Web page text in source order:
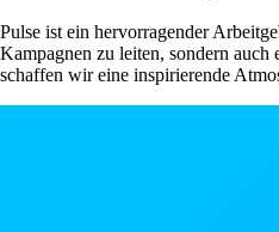
Pulse ist ein hervorragender
Kampagnen zu leiten, sondern
schaffen wir eine inspirierende